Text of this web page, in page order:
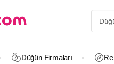
Düğün Firmaları